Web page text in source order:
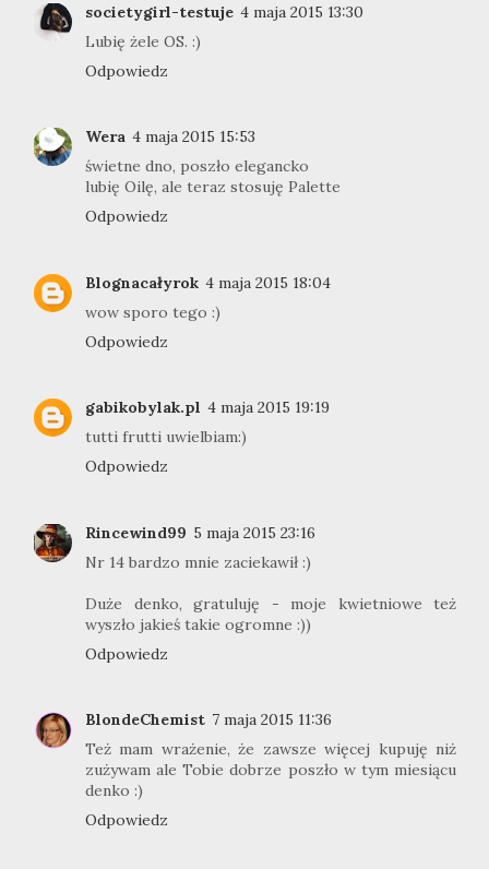
societygirl-testuje 4 maja 2015 13:30
Lubię żele OS. :)
Odpowiedz
Wera 4 maja 2015 15:53
świetne dno, poszło elegancko
lubię Oilę, ale teraz stosuję Palette
Odpowiedz
Blognacałyrok 4 maja 2015 18:04
wow sporo tego :)
Odpowiedz
gabikobylak.pl 4 maja 2015 19:19
tutti frutti uwielbiam:)
Odpowiedz
Rincewind99 5 maja 2015 23:16
Nr 14 bardzo mnie zaciekawił :)
Duże denko, gratuluję - moje kwietniowe też
wyszło jakieś takie ogromne :))
Odpowiedz
BlondeChemist 7 maja 2015 11:36
Też mam wrażenie, że zawsze więcej kupuję niż
zużywam ale Tobie dobrze poszło w tym miesiącu
denko :)
Odpowiedz